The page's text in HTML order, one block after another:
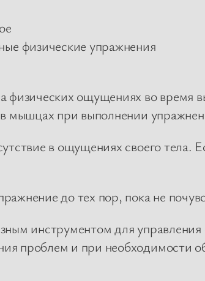
физические упражнения
физических ощущениях во
мышцах при выполнении
в ощущениях своего
до тех пор, пока не
инструментом для
проблем и при необходимости